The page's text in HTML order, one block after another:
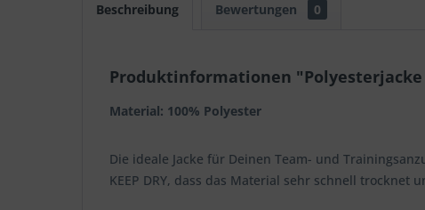
Beschreibung Bewertungen 0
Produktinformationen "Polyesterjacke
Material: 100% Polyester
Die ideale Jacke für Deinen Team- und
KEEP DRY, dass das Material sehr schnell trocknet